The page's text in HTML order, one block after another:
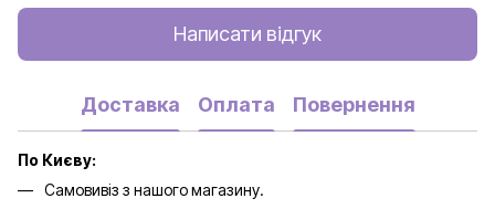
Написати відгук
Доставка Оплата Повернення
По Києву:
Самовивіз з нашого магазину.